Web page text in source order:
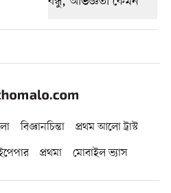
বিজ্ঞানচিন্তা
প্রথম আলো ট্রাস্ট
প্রথমা মোবাইল ভ্যাস